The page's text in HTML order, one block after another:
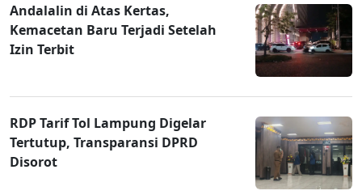
Andalalin di Atas Kertas,
Kemacetan Baru Terjadi Setelah
Izin Terbit
RDP Tarif Tol Lampung Digelar
Tertutup, Transparansi DPRD
Disorot